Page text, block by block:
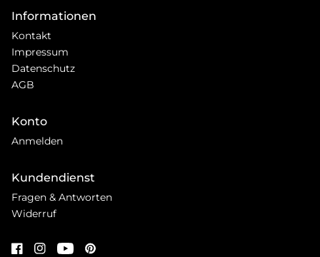
Informationen
Kontakt
Impressum
Datenschutz
AGB
Konto
Anmelden
Kundendienst
Fragen & Antworten
Widerruf